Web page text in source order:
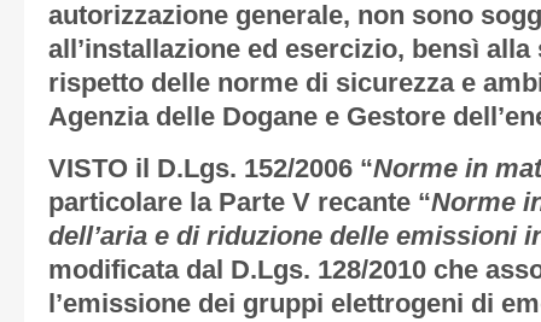
autorizzazione generale, non sono
all’installazione ed esercizio, bensì
rispetto delle norme di sicurezza e
Agenzia delle Dogane e Gestore
VISTO il D.Lgs. 152/2006 “Norme in
particolare la Parte V recante “Norme
dell’aria e di riduzione delle emissioni
modificata dal D.Lgs. 128/2010 che
l’emissione dei gruppi elettrogeni di